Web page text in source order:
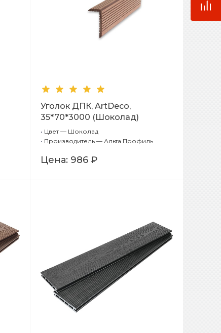
Уголок ДПК, ArtDeco,
35*70*3000 (Шоколад)
• Цвет — Шоколад
• Производитель — Альта Профиль
Цена: 986 ₽